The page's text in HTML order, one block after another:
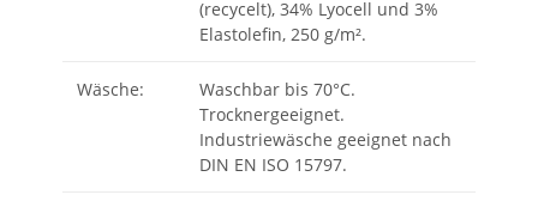
(recycelt), 34% Lyocell und 3%
Elastolefin, 250 g/m².
Wäsche:
Waschbar bis 70°C.
Trocknergeeignet.
Industriewäsche geeignet nach
DIN EN ISO 15797.